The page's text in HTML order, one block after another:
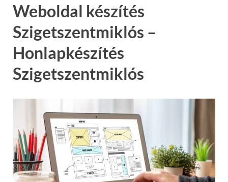
Weboldal készítés
Szigetszentmiklós –
Honlapkészítés
Szigetszentmiklós